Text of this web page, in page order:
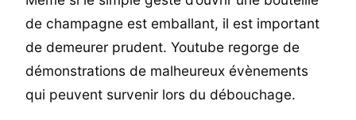
de champagne est emballant, il est important
de demeurer prudent. Youtube regorge de
démonstrations de malheureux évènements
qui peuvent survenir lors du débouchage.